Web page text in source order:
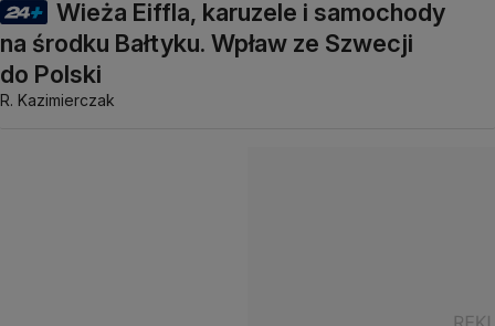
Wieża Eiffla, karuzele i samochody
na środku Bałtyku. Wpław ze Szwecji
do Polski
R. Kazimierczak